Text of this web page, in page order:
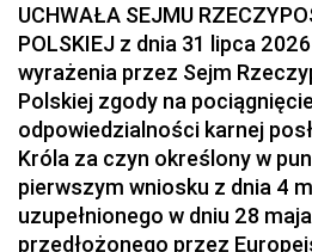
UCHWAŁA SEJMU
POLSKIEJ z dnia 31 lipca
wyrażenia przez Sejm
Polskiej zgody na
odpowiedzialności karnej
Króla za czyn określony w
pierwszym wniosku z dnia 4
uzupełnionego w dniu 28
przedłożonego przez